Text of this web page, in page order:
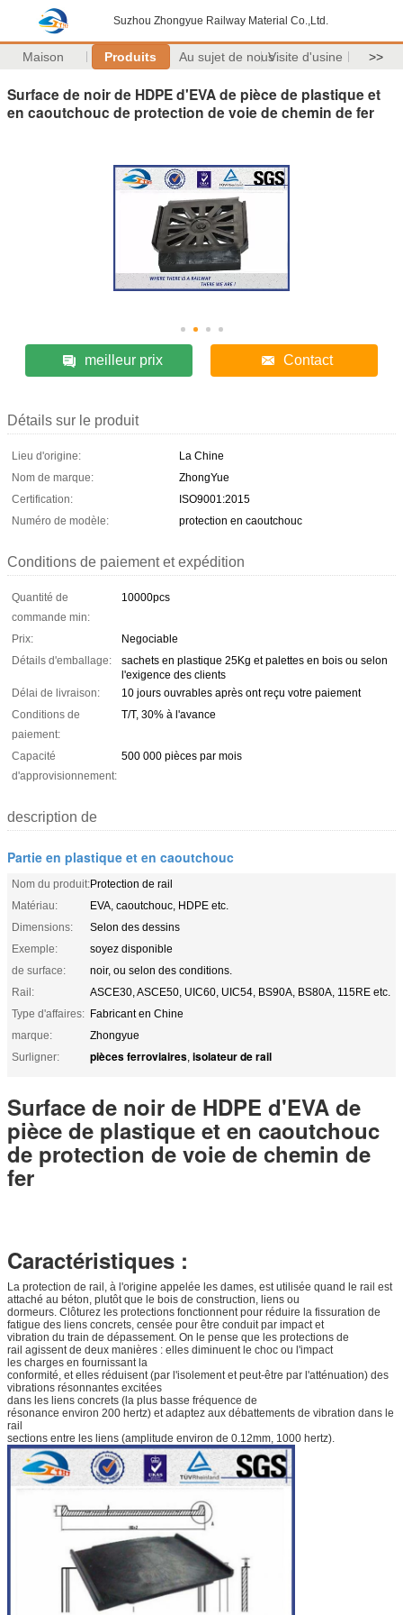
Suzhou Zhongyue Railway Material Co.,Ltd.
Maison Produits Au sujet de nousVisite d'usine >>
Surface de noir de HDPE d'EVA de pièce de plastique et
en caoutchouc de protection de voie de chemin de fer
meilleur prix Contact
Détails sur le produit
Lieu d'origine:
La Chine
Nom de marque:
ZhongYue
Certification:
ISO9001:2015
Numéro de modèle:
protection en caoutchouc
Conditions de paiement et expédition
Quantité de
commande min:
10000pcs
Prix:
Negociable
Détails d'emballage:
sachets en plastique 25Kg et palettes en bois ou selon
l'exigence des clients
Délai de livraison:
10 jours ouvrables après ont reçu votre paiement
Conditions de
paiement:
T/T, 30% à l'avance
Capacité
d'approvisionnement:
500 000 pièces par mois
description de
Partie en plastique et en caoutchouc
Nom du produit:Protection de rail
Matériau:
EVA, caoutchouc, HDPE etc.
Dimensions:
Selon des dessins
Exemple:
soyez disponible
de surface:
noir, ou selon des conditions.
Rail:
ASCE30, ASCE50, UIC60, UIC54, BS90A, BS80A, 115RE etc.
Type d'affaires: Fabricant en Chine
marque:
Zhongyue
Surligner:
pièces ferroviaires, isolateur de rail
Surface de noir de HDPE d'EVA de
pièce de plastique et en caoutchouc
de protection de voie de chemin de
fer
Caractéristiques :
La protection de rail, à l'origine appelée les dames, est utilisée quand le rail est
attaché au béton, plutôt que le bois de construction, liens ou
dormeurs. Clôturez les protections fonctionnent pour réduire la fissuration de
fatigue des liens concrets, censée pour être conduit par impact et
vibration du train de dépassement. On le pense que les protections de
rail agissent de deux manières : elles diminuent le choc ou l'impact
les charges en fournissant la
conformité, et elles réduisent (par l'isolement et peut-être par l'atténuation) des
vibrations résonnantes excitées
dans les liens concrets (la plus basse fréquence de
résonance environ 200 hertz) et adaptez aux débattements de vibration dans le
rail
sections entre les liens (amplitude environ de 0.12mm, 1000 hertz).